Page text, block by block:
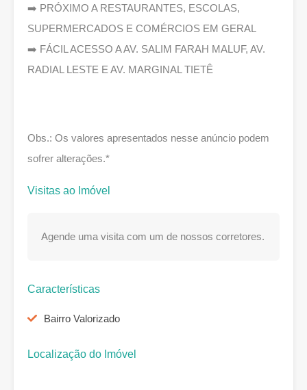
➡️ PRÓXIMO A RESTAURANTES, ESCOLAS,
SUPERMERCADOS E COMÉRCIOS EM GERAL
➡️ FÁCIL ACESSO A AV. SALIM FARAH MALUF, AV.
RADIAL LESTE E AV. MARGINAL TIETÊ
Obs.: Os valores apresentados nesse anúncio podem
sofrer alterações.*
Visitas ao Imóvel
Agende uma visita com um de nossos corretores.
Características
Bairro Valorizado
Localização do Imóvel